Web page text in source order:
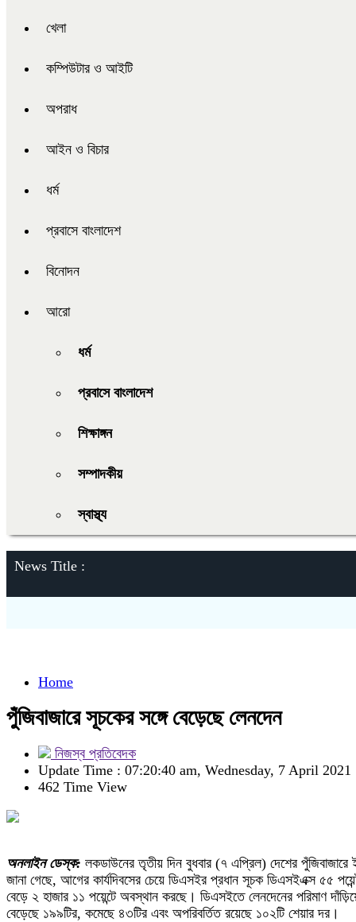
খেলা
কম্পিউটার ও আইটি
অপরাধ
আইন ও বিচার
ধর্ম
প্রবাসে বাংলাদেশ
বিনোদন
আরো
ধর্ম
প্রবাসে বাংলাদেশ
শিক্ষাঙ্গন
সম্পাদকীয়
স্বাস্থ্য
News Title :
Home
পুঁজিবাজারে সূচকের সঙ্গে বেড়েছে লেনদেন
নিজস্ব প্রতিবেদক
Update Time : 07:20:40 am, Wednesday, 7 April 2021
462 Time View
অনলাইন ডেস্ক: লকডাউনের তৃতীয় দিন বুধবার (৭ এপ্রিল) দেশের পুঁজিবাজারে
জানা গেছে, আগের কার্যদিবসের চেয়ে ডিএসইর প্রধান সূচক ডিএসইএক্স ৫৫
বেড়ে ২ হাজার ১১ পয়েন্টে অবস্থান করছে। ডিএসইতে লেনদেনের পরিমাণ
বেড়েছে ১৯৯টির, কমেছে ৪৩টির এবং অপরিবর্তিত রয়েছে ১০২টি শেয়ার দর।